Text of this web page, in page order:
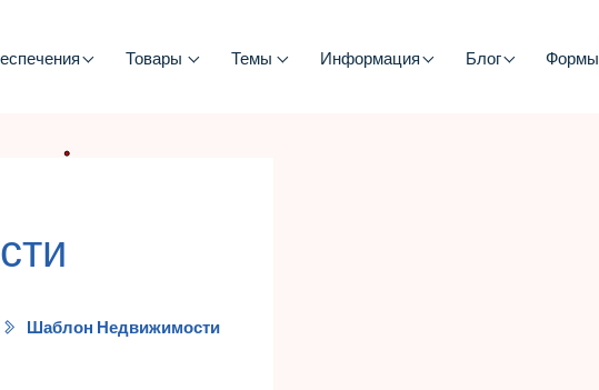
Товары Темы Информация Блог Формы
Шаблон Недвижимости